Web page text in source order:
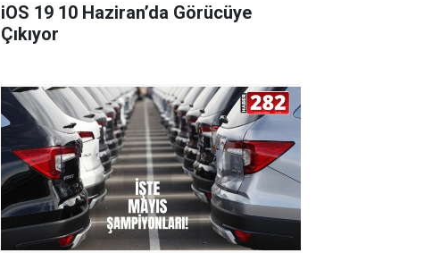
iOS 19 10 Haziran’da Görücüye
Çıkıyor